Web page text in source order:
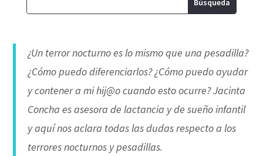
¿Un terror nocturno es lo mismo que una pesadilla?
¿Cómo puedo diferenciarlos? ¿Cómo puedo ayudar
y contener a mi hij@o cuando esto ocurre? Jacinta
Concha es asesora de lactancia y de sueño infantil
y aquí nos aclara todas las dudas respecto a los
terrores nocturnos y pesadillas.